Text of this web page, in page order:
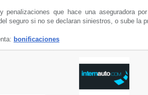
que hace una aseguradora
seguro si no se declaran siniestros, o sube la
bonificaciones